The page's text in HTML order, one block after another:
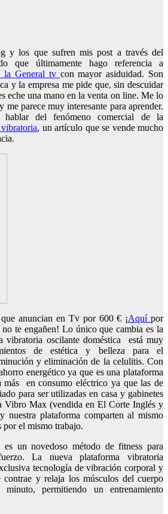
y los que sufren mis post a través del
que últimamente hago referencia a
la General tv con mayor asiduidad. Son
y la empresa me pide que, sin descuidar
eche una mano en la venta on line. Me lo
me parece muy interesante para aprender.
del fenómeno comercial de la
, un artículo que se vende mucho
anuncian en Tv por 600 € ¡Aquípor
te engañen! Lo único que cambia es la
vibratoria oscilante doméstica está muy
de estética y belleza para el
y eliminación de la celulitis. Con
energético ya que es una plataforma
más en consumo eléctrico ya que las de
para ser utilizadas en casa y gabinetes
Vibro Max (vendida en El Corte Inglés y
nuestra plataforma comparten al mismo
por el mismo trabajo.
un novedoso método de fitness para
La nueva plataforma vibratoria
tecnología de vibración corporal y
contrae y relaja los músculos del cuerpo
permitiendo un entrenamiento